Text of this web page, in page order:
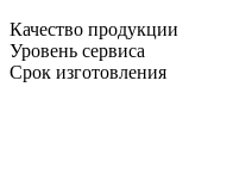
Качество продукции
Уровень сервиса
Срок изготовления